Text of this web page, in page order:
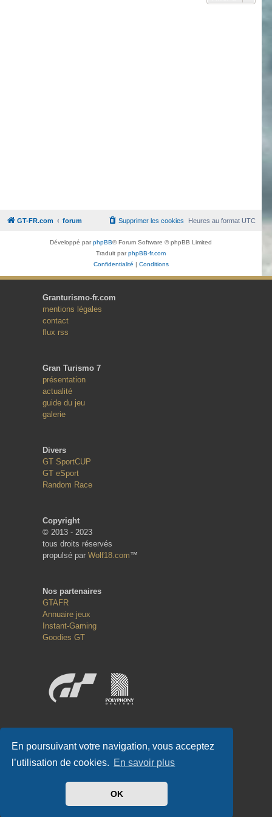
En poursuivant votre navigation, vous acceptez
l’utilisation de cookies. En savoir plus
OK
GT-FR.com forum Heures au formatUTC
Supprimer les cookies
Développé parphpBB® Forum Software © phpBB Limited
Traduit parphpBB-fr.com
Confidentialité | Conditions
Granturismo-fr.com
mentions légales
contact
flux rss
Gran Turismo 7
présentation
actualité
guide du jeu
galerie
Divers
GT SportCUP
GT eSport
Random Race
Copyright
© 2013 - 2023
tous droits réservés
propulsé par Wolf18.com™
Nos partenaires
GTAFR
Annuaire jeux
Instant-Gaming
Goodies GT
#GTFR